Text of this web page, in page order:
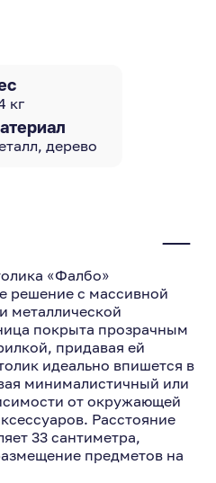
кг
дерево
«Фалбо»
решение с массивной
металлической
покрыта прозрачным
придавая ей
идеально впишется в
минималистичный или
от окружающей
Расстояние
33 сантиметра,
предметов на